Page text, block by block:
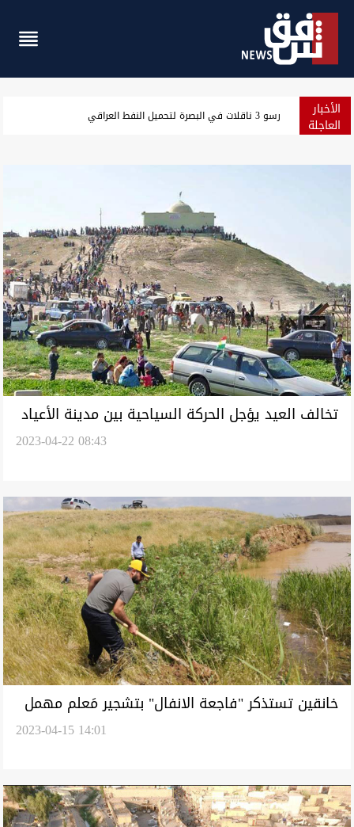
الأخبار
العاجلة مسؤول سعودي: نرصد استعدادات من جماعات عراقية لمهاجمتنا
تخالف العيد يؤجل الحركة السياحية بين مدينة الأعياد
2023-04-22 08:43
خانقين تستذكر "فاجعة الانفال" بتشجير مَعلم مهمل
2023-04-15 14:01